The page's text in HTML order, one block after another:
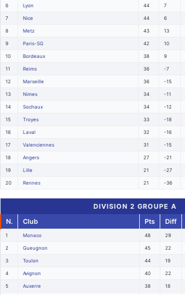
6 Lyon 44 7
7 Nice 44 6
8 Metz 43 13
9 Paris-SG 42 10
10 Bordeaux 38 9
11 Reims 36 -7
12 Marseille 36 -15
13 Nimes 34 -11
14 Sochaux 34 -12
15 Troyes 33 -18
16 Laval 32 -16
17 Valenciennes 31 -15
18 Angers 27 -21
19 Lille 21 -27
20 Rennes 21 -36
DIVISION 2 GROUPE A
N.
Club Pts Diff
1 Monaco 48 29
2 Gueugnon 45 22
3 Toulon 44 19
4 Avignon 40 22
5 Auxerre 38 18